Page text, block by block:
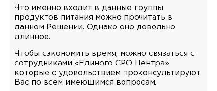
Что именно входит в данные группы
продуктов питания можно прочитать в
данном Решении. Однако оно довольно
длинное.
Чтобы сэкономить время, можно связаться с
сотрудниками «Единого СРО Центра»,
которые с удовольствием проконсультируют
Вас по всем имеющимся вопросам.